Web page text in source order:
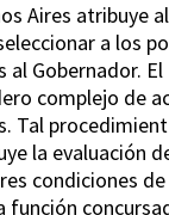
Aires
a los
Gobernador.
complejo de
Tal
la
condiciones